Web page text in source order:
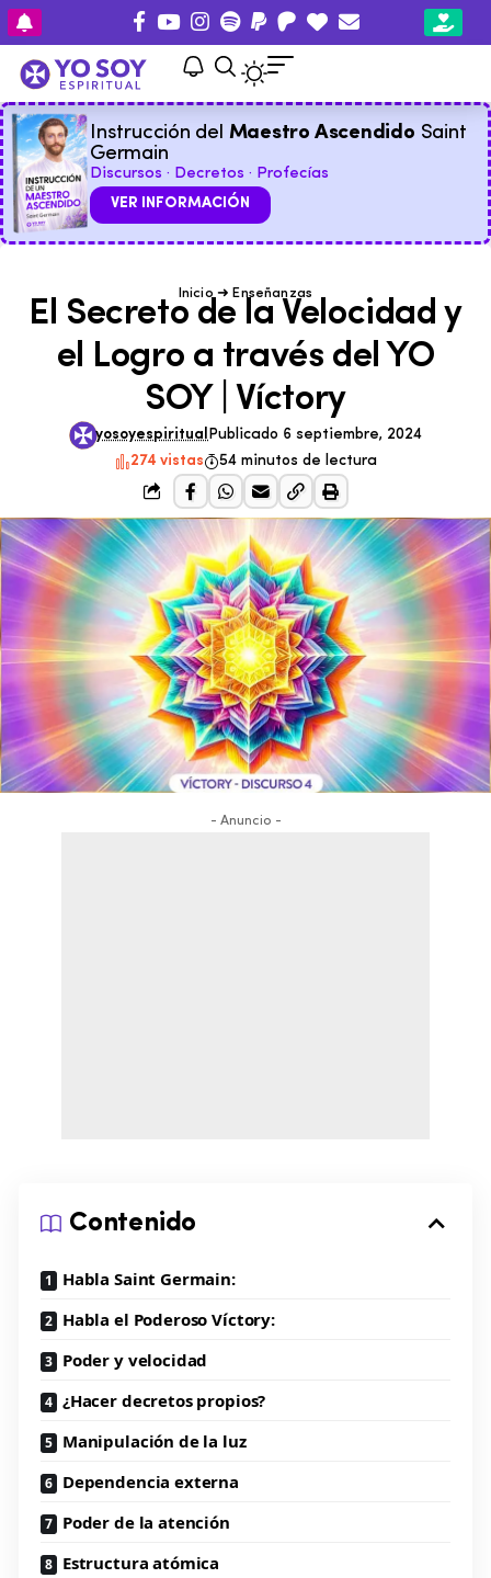
Instrucción del Maestro Ascendido Saint
Germain
Discursos · Decretos · Profecías
VER INFORMACIÓN
Inicio ➜ Enseñanzas
El Secreto de la Velocidad y
el Logro a través del YO
SOY | Víctory
yosoyespiritual Publicado 6 septiembre, 2024
274 vistas
54 minutos de lectura
- Anuncio -
Contenido
Habla Saint Germain:
Habla el Poderoso Víctory:
Poder y velocidad
¿Hacer decretos propios?
Manipulación de la luz
Dependencia externa
Poder de la atención
Estructura atómica